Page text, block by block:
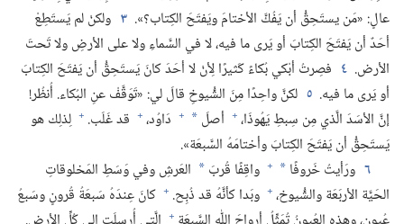
عالٍ:‏ «مَن يستَحِقُّ أن يَفُكَّ الأختامَ ويَفتَحَ الكِتاب؟‏».‏ ٣ ولكنْ لم يَستَطِعْ
أحَدٌ أن يَفتَحَ الكِتابَ أو يَرى ما فيه،‏ لا في السَّماءِ ولا على الأرضِ ولا تَحتَ
الأرض.‏ ٤ فصِرتُ أبْكي بُكاءً كَثيرًا لِأنْ لا أحَدَ كانَ يَستَحِقُّ أن يَفتَحَ الكِتابَ
أو يَرى ما فيه.‏ ٥ لكنَّ واحِدًا مِنَ الشُّيوخِ قالَ لي:‏ «تَوَقَّفْ عنِ البُكاء.‏ أُنظُر!‏
إنَّ الأسَدَ الَّذي مِن سِبطِ يَهُوذَا،‏ + أصلَ *
+ دَاوُد،‏ + قد غَلَب.‏ + لِذلِك هو
يَستَحِقُّ أن يَفتَحَ الكِتابَ وأختامَهُ السَّبعَة».‏
٦ ورَأيتُ خَروفًا *
+ واقِفًا قُربَ * العَرشِ وفي وَسَطِ المَخلوقاتِ
الحَيَّة الأربَعَة والشُّيوخ،‏ + وبَدا كأنَّهُ قد ذُبِح.‏ + كانَ عِندَهُ سَبعَةُ قُرونٍ وسَبعُ
+